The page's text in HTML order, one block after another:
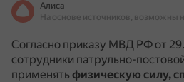
Алиса
Согласно приказу МВД РФ от
сотрудники патрульно-
применять физическую силу,